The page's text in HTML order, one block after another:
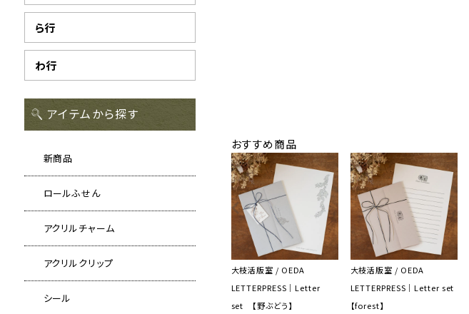
ら行
わ行
アイテムから探す
新商品
ロールふせん
アクリルチャーム
アクリルクリップ
シール
おすすめ商品
大枝活版室 / OEDA
LETTERPRESS｜Letter
set 【野ぶどう】
大枝活版室 / OEDA
LETTERPRESS｜Letter set
【forest】